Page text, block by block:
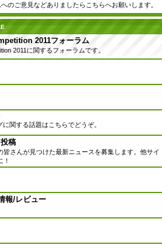
のご意見などありましたらこちらへお願いします。
2011フォーラム
2011に関するフォーラムです。
関する話題はこちらでどうぞ。
稿
皆さんが見つけた最新ニュースを募集します。他サイ
報/レビュー